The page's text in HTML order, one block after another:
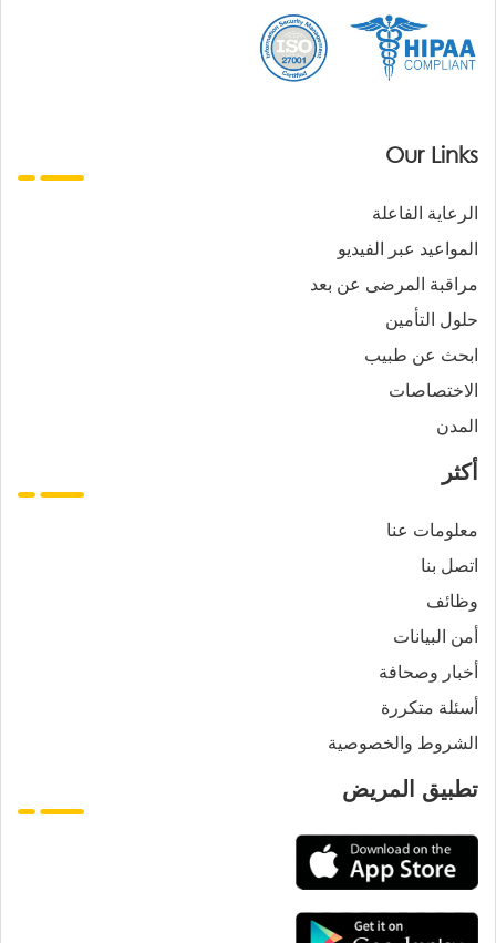
Our Links
الرعاية الفاعلة
المواعيد عبر الفيديو
مراقبة المرضى عن بعد
حلول التأمين
ابحث عن طبيب
الاختصاصات
المدن
أكثر
معلومات عنا
اتصل بنا
وظائف
أمن البيانات
أخبار وصحافة
أسئلة متكررة
الشروط والخصوصية
تطبيق المريض